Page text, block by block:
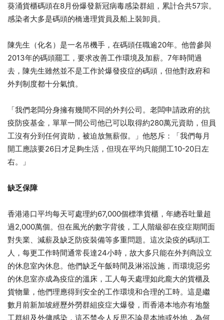
葵涌貨櫃碼頭在8月份爆發新冠病毒感染群組，累計合共57宗。
感染者大多是碼頭的橋邊理貨員及船上裝卸員。
陳先生（化名）是一名吊機手，在碼頭任職逾20年。他曾參與
2013年的碼頭罷工，要求改善工作環境及加薪。7年時間過
去，陳先生雖然並不是工作於爆發疫症的碼頭，但他對政府和
外判制度都十分氣憤。
「我們老闆分身擁有幾間不同的外判公司。老闆申請政府的抗
疫防疫基金，單單一間公司他已可以取得約280萬元資助，但員
工沒有分到任何資助，被迫放無薪假。」他怒斥：「我們每月
開工應該要26日才足夠生活，但現在平均只能開工10-20日左
右。」
缺乏保障
香港港口平均每天可處理約67,000個標準貨櫃，年總吞吐量超
過2,000萬個。但在風光的數字背後，工人階級卻在疫症期間面
對失業、減薪及缺乏防疫裝備等多重問題。這次染疫的碼頭工
人，每更工作時間通常長達24小時，故大多只能在外判商設立
的休息室內休息。他們缺乏午飯時間及淋浴設施，而環境惡劣
的休息室亦成為疫症的溫床，工人每天處理如此龐大的貨櫃及
貨物量，他們理應得到安全的工作環境和合理的工時。這是繼
數月前新加坡經歷外勞群組疫症大爆發，而香港本地亦有地盤
工群組及外傭感染，這不禁令人反思不論是本地或外地，為何